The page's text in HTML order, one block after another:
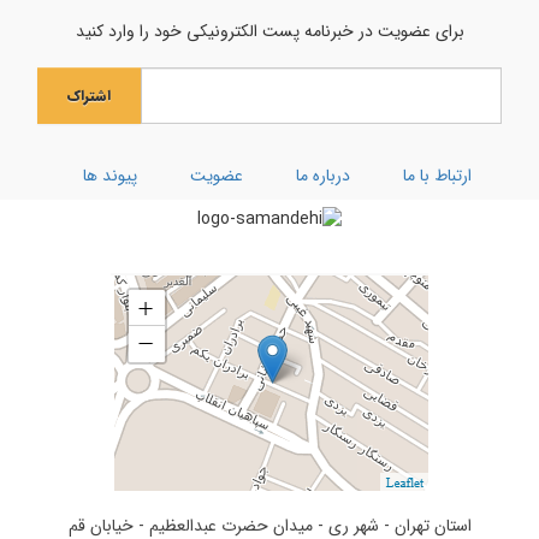
جشن میلاد حضرت مادر سلام‌الله‌علیها
جشن بزرگ ولادت بانوی آب و آیینه
برای عضویت در خبرنامه پست الکترونیکی خود را وارد کنید
اشتراک
ارتباط با ما درباره ما عضویت پیوند ها
استان تهران - شهر ری - میدان حضرت عبدالعظیم - خیابان قم